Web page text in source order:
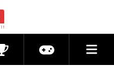
CompétitionsActu jeux